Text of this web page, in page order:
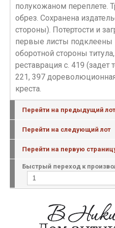
полукожаном переплете.
обрез. Сохранена
стороны). Потертости и
первые листы подклеены
оборотной стороны
реставрация с. 419 (задет
221, 397
креста.
Перейти на предыдущий лот
Перейти на следующий лот
Перейти на первую
Быстрый переход к